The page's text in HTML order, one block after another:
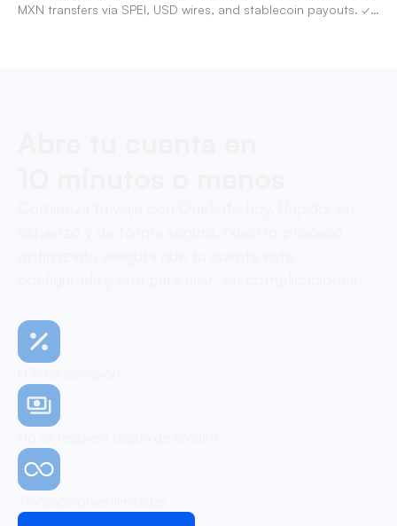
MXN transfers via SPEI, USD wires, and stablecoin payouts. ✓